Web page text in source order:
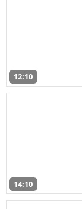
12:10
14:10